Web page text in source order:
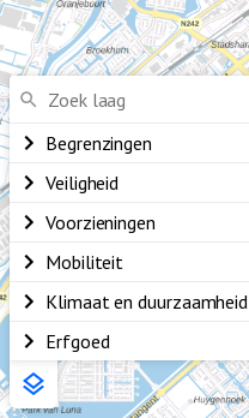
Begrenzingen
Veiligheid
Voorzieningen
Mobiliteit
Klimaat en duurzaamheid
Erfgoed